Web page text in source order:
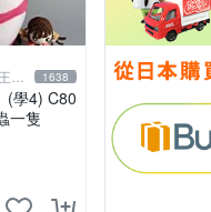
1638
(學4) C80
一隻